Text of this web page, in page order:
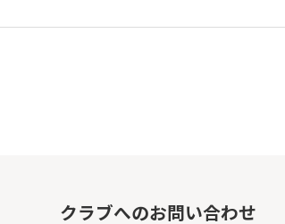
クラブへのお問い合わせ